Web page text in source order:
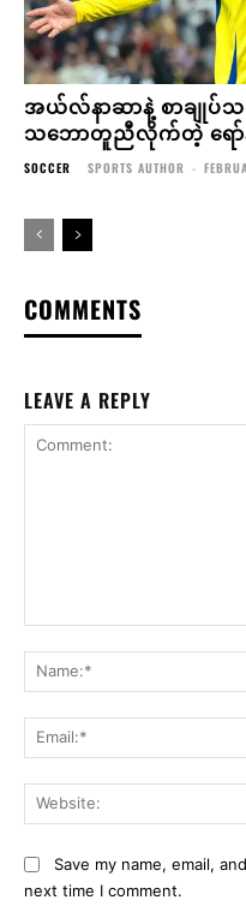
အယ်လ်နာဆာနဲ့ စာချုပ်
သဘောတူညီလိုက်တဲ့ ရေ
SOCCER SPORTS AUTHOR -
COMMENTS
LEAVE A REPLY
Save my name, email,
next time I comment.